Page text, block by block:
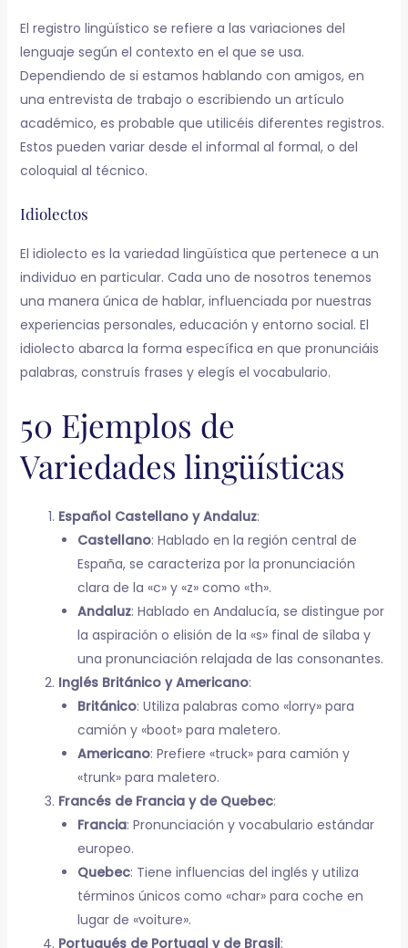
El registro lingüístico se refiere a las variaciones del
lenguaje según el contexto en el que se usa.
Dependiendo de si estamos hablando con amigos, en
una entrevista de trabajo o escribiendo un artículo
académico, es probable que utilicéis diferentes registros.
Estos pueden variar desde el informal al formal, o del
coloquial al técnico.
Idiolectos
El idiolecto es la variedad lingüística que pertenece a un
individuo en particular. Cada uno de nosotros tenemos
una manera única de hablar, influenciada por nuestras
experiencias personales, educación y entorno social. El
idiolecto abarca la forma específica en que pronunciáis
palabras, construís frases y elegís el vocabulario.
50 Ejemplos de
Variedades lingüísticas
Español Castellano y Andaluz:
Castellano: Hablado en la región central de
España, se caracteriza por la pronunciación
clara de la «c» y «z» como «th».
Andaluz: Hablado en Andalucía, se distingue por
la aspiración o elisión de la «s» final de sílaba y
una pronunciación relajada de las consonantes.
Inglés Británico y Americano:
Británico: Utiliza palabras como «lorry» para
camión y «boot» para maletero.
Americano: Prefiere «truck» para camión y
«trunk» para maletero.
Francés de Francia y de Quebec:
Francia: Pronunciación y vocabulario estándar
europeo.
Quebec: Tiene influencias del inglés y utiliza
términos únicos como «char» para coche en
lugar de «voiture».
Portugués de Portugal y de Brasil: